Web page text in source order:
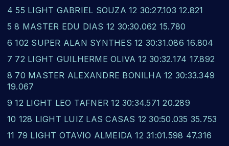
4 55 LIGHT GABRIEL SOUZA 12 30:27.103 12.821
5 8 MASTER EDU DIAS 12 30:30.062 15.780
6 102 SUPER ALAN SYNTHES 12 30:31.086 16.804
7 72 LIGHT GUILHERME OLIVA 12 30:32.174 17.892
8 70 MASTER ALEXANDRE BONILHA 12 30:33.349
19.067
9 12 LIGHT LEO TAFNER 12 30:34.571 20.289
10 128 LIGHT LUIZ LAS CASAS 12 30:50.035 35.753
11 79 LIGHT OTAVIO ALMEIDA 12 31:01.598 47.316